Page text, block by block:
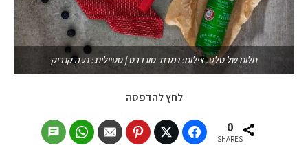
חלום של סלט. צילום: נמרוד סונדרס | סטיילינג: נעה קנריק
לחץ להדפסה
0
SHARES